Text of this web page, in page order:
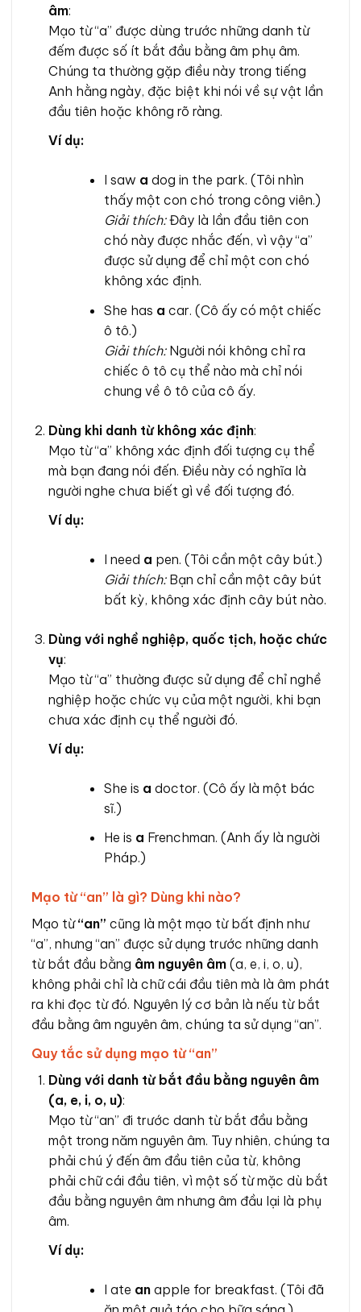
âm:
Mạo từ “a” được dùng trước những danh từ
đếm được số ít bắt đầu bằng âm phụ âm.
Chúng ta thường gặp điều này trong tiếng
Anh hằng ngày, đặc biệt khi nói về sự vật lần
đầu tiên hoặc không rõ ràng.
Ví dụ:
I saw a dog in the park. (Tôi nhìn
thấy một con chó trong công viên.)
Giải thích:Đây là lần đầu tiên con
chó này được nhắc đến, vì vậy “a”
được sử dụng để chỉ một con chó
không xác định.
She has a car. (Cô ấy có một chiếc
ô tô.)
Giải thích:Người nói không chỉ ra
chiếc ô tô cụ thể nào mà chỉ nói
chung về ô tô của cô ấy.
Dùng khi danh từ không xác định:
Mạo từ “a” không xác định đối tượng cụ thể
mà bạn đang nói đến. Điều này có nghĩa là
người nghe chưa biết gì về đối tượng đó.
Ví dụ:
I need a pen. (Tôi cần một cây bút.)
Giải thích:Bạn chỉ cần một cây bút
bất kỳ, không xác định cây bút nào.
Dùng với nghề nghiệp, quốc tịch, hoặc chức
vụ:
Mạo từ “a” thường được sử dụng để chỉ nghề
nghiệp hoặc chức vụ của một người, khi bạn
chưa xác định cụ thể người đó.
Ví dụ:
She is a doctor. (Cô ấy là một bác
sĩ.)
He is a Frenchman. (Anh ấy là người
Pháp.)
Mạo từ “an” là gì? Dùng khi nào?
Mạo từ“an” cũng là một mạo từ bất định như
“a”, nhưng “an” được sử dụng trước những danh
từ bắt đầu bằng âm nguyên âm (a, e, i, o, u),
không phải chỉ là chữ cái đầu tiên mà là âm phát
ra khi đọc từ đó. Nguyên lý cơ bản là nếu từ bắt
đầu bằng âm nguyên âm, chúng ta sử dụng “an”.
Quy tắc sử dụng mạo từ “an”
Dùng với danh từ bắt đầu bằng nguyên âm
(a, e, i, o, u):
Mạo từ “an” đi trước danh từ bắt đầu bằng
một trong năm nguyên âm. Tuy nhiên, chúng ta
phải chú ý đến âm đầu tiên của từ, không
phải chữ cái đầu tiên, vì một số từ mặc dù bắt
đầu bằng nguyên âm nhưng âm đầu lại là phụ
âm.
Ví dụ:
I ate anapple for breakfast. (Tôi đã